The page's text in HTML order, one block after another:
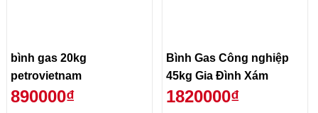
bình gas 20kg
petrovietnam
890000₫
Bình Gas Công nghiệp
45kg Gia Đình Xám
1820000₫